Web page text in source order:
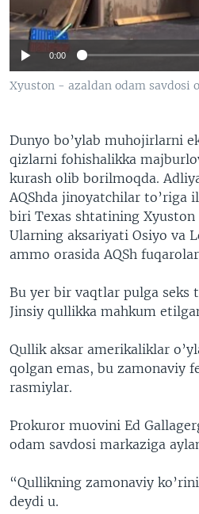
VIDEO
XABARLAR SURATLARDA
ODNOKLASSNIKI
TELEGRAM
TWITTER
0:00
Xyuston - azaldan odam savdosi
Dunyo bo’ylab muhojirlarni
qizlarni fohishalikka
kurash olib borilmoqda.
AQShda jinoyatchilar to’riga
biri Texas shtatining
Ularning aksariyati Osiyo va
ammo orasida AQSh
Bu yer bir vaqtlar pulga seks
Jinsiy qullikka mahkum
Qullik aksar amerikaliklar
qolgan emas, bu zamonaviy
rasmiylar.
Prokuror muovini Ed
odam savdosi markaziga
“Qullikning zamonaviy
deydi u.